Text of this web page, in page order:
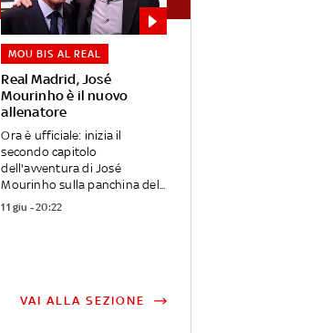
Real Madrid, José
Mourinho è il nuovo
allenatore
MOU BIS AL REAL
Ora è ufficiale: inizia il
secondo capitolo
dell'avventura di José
Mourinho sulla panchina del...
11 giu - 20:22
VAI ALLA SEZIONE